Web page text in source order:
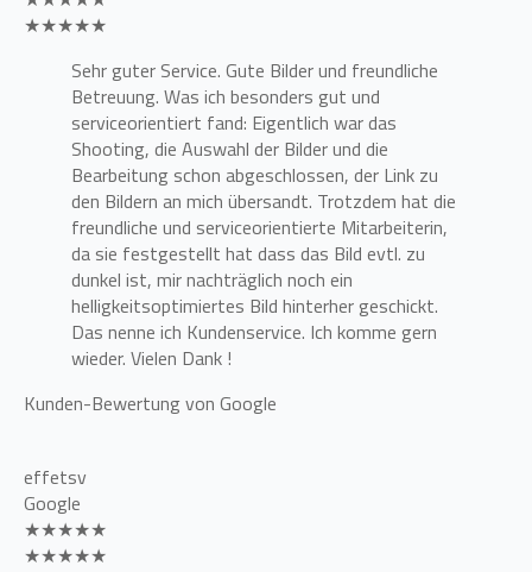
★★★★★
Sehr guter Service. Gute Bilder und freundliche
Betreuung. Was ich besonders gut und
serviceorientiert fand: Eigentlich war das
Shooting, die Auswahl der Bilder und die
Bearbeitung schon abgeschlossen, der Link zu
den Bildern an mich übersandt. Trotzdem hat die
freundliche und serviceorientierte Mitarbeiterin,
da sie festgestellt hat dass das Bild evtl. zu
dunkel ist, mir nachträglich noch ein
helligkeitsoptimiertes Bild hinterher geschickt.
Das nenne ich Kundenservice. Ich komme gern
wieder. Vielen Dank !
Kunden-Bewertung von Google
effetsv
Google
★★★★★
★★★★★